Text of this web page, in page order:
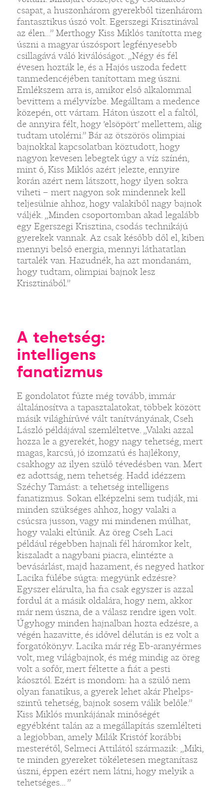
csapat, a huszonhárom gyerekből tizenhárom
fantasztikus úszó volt. Egerszegi Krisztinával
az élen...” Merthogy Kiss Miklós tanította meg
úszni a magyar úszósport legfényesebb
csillagává váló kiválóságot. „Négy és fél
évesen hozták le, és a Hajós uszoda fedett
tanmedencéjében tanítottam meg úszni.
Emlékszem arra is, amikor első alkalommal
bevittem a mélyvízbe. Megálltam a medence
közepén, ott vártam. Háton úszott el a faltól,
de annyira félt, hogy ’elsöpört’ mellettem, alig
tudtam utolérni.” Bár az ötszörös olimpiai
bajnokkal kapcsolatban köztudott, hogy
nagyon kevesen lebegtek úgy a víz színén,
mint ő, Kiss Miklós azért jelezte, ennyire
korán azért nem látszott, hogy ilyen sokra
viheti – mert nagyon sok mindennek kell
teljesülnie ahhoz, hogy valakiből nagy bajnok
váljék. „Minden csoportomban akad legalább
egy Egerszegi Krisztina, csodás technikájú
gyerekek vannak. Az csak később dől el, kiben
mennyi belső energia, mennyi láthatatlan
tartalék van. Hazudnék, ha azt mondanám,
hogy tudtam, olimpiai bajnok lesz
Krisztinából.”
A tehetség:
intelligens
fanatizmus
E gondolatot fűzte még tovább, immár
általánosítva a tapasztalatokat, többek között
másik világhírűvé vált tanítványának, Cseh
László példájával szemléltetve. „Valaki azzal
hozza le a gyerekét, hogy nagy tehetség, mert
magas, karcsú, jó izomzatú és hajlékony,
csakhogy az ilyen szülő tévedésben van. Mert
ez adottság, nem tehetség. Hadd idézzem
Széchy Tamást: a tehetség intelligens
fanatizmus. Sokan elképzelni sem tudják, mi
minden szükséges ahhoz, hogy valaki a
csúcsra jusson, vagy mi mindenen múlhat,
hogy valaki eltűnik. Az öreg Cseh Laci
például régebben hajnali fél háromkor kelt,
kiszaladt a nagybani piacra, elintézte a
bevásárlást, majd hazament, és negyed hatkor
Lacika fülébe súgta: megyünk edzésre?
Egyszer elárulta, ha fia csak egyszer is azzal
fordul át a másik oldalára, hogy nem, akkor
már nem úszna, de a válasz rendre igen volt.
Úgyhogy minden hajnalban hozta edzésre, a
végén hazavitte, és idővel délután is ez volt a
forgatókönyv. Lacika már rég Eb-aranyérmes
volt, meg világbajnok, és még mindig az öreg
volt a sofőr, mert féltette a fiát a pesti
káosztól. Ezért is mondom: ha a szülő nem
olyan fanatikus, a gyerek lehet akár Phelps-
szintű tehetség, bajnok sosem válik belőle.”
Kiss Miklós munkájának minőségét
egyébként talán az a megállapítás szemlélteti
a legjobban, amely Milák Kristóf korábbi
mesterétől, Selmeci Attilától származik: „Miki,
te minden gyereket tökéletesen megtanítasz
úszni, éppen ezért nem látni, hogy melyik a
tehetséges... ”